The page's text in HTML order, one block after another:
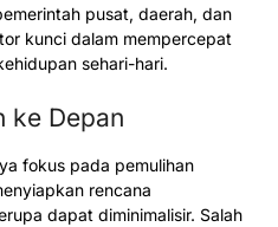
pusat, daerah, dan
kunci dalam mempercepat
sehari-hari.
ke Depan
fokus pada pemulihan
rencana
dapat diminimalisir. Salah